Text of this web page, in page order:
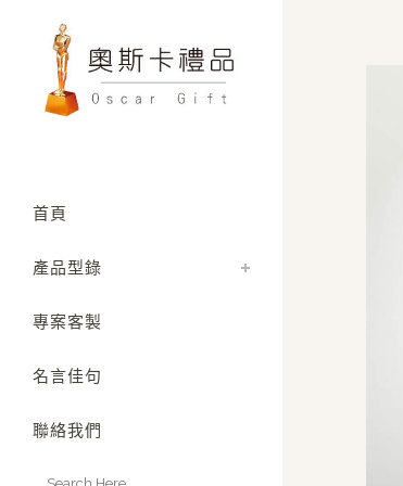
首頁
產品型錄
專案客製
名言佳句
聯絡我們